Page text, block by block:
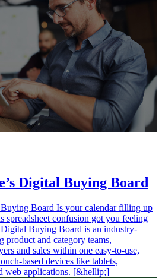
Digital Buying Board
Board Is your calendar filling up
spreadsheet confusion got you feeling
Buying Board is an industry-
and category teams,
and sales within one easy-to-use,
based devices like tablets,
web applications. [&hellip;]